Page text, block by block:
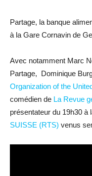
Partage, la banque
à la Gare Cornavin de
Avec notamment Marc
Partage, Dominique
Organization of the
comédien de La Revue
présentateur du 19h30 à
SUISSE (RTS) venus